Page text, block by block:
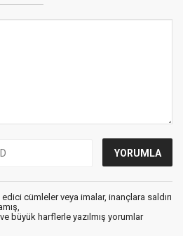
cümleler veya imalar, inançlara saldırı
büyük harflerle yazılmış yorumlar